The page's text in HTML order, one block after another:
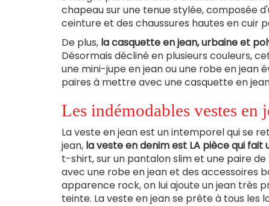
chapeau sur une tenue stylée, composée
ceinture et des chaussures hautes en cuir
De plus, la casquette en jean, urbaine et
Désormais décliné en plusieurs couleurs,
une mini-jupe en jean ou une robe en jean
paires à mettre avec une casquette en
Les indémodables vestes en
La veste en jean est un intemporel qui se
jean, la veste en denim est LA pièce qui fait
t-shirt, sur un pantalon slim et une paire
avec une robe en jean et des accessoires
apparence rock, on lui ajoute un jean très
teinte. La veste en jean se prête à tous les